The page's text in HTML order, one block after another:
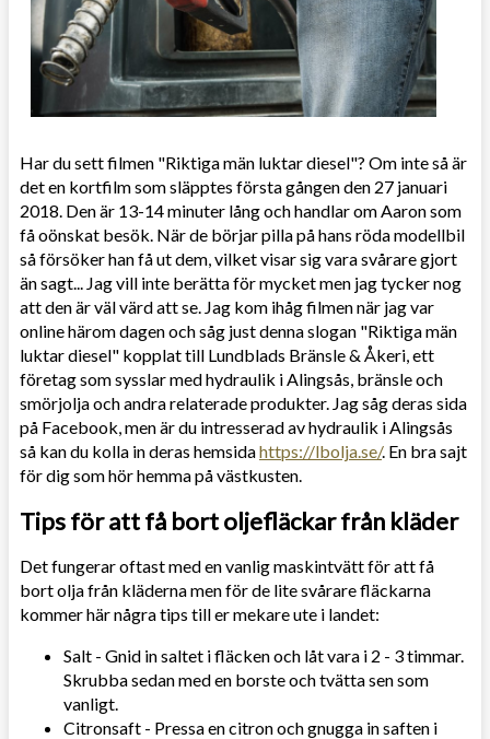
Har du sett filmen "Riktiga män luktar diesel"? Om inte så är
det en kortfilm som släpptes första gången den 27 januari
2018. Den är 13-14 minuter lång och handlar om Aaron som
få oönskat besök. När de börjar pilla på hans röda modellbil
så försöker han få ut dem, vilket visar sig vara svårare gjort
än sagt... Jag vill inte berätta för mycket men jag tycker nog
att den är väl värd att se. Jag kom ihåg filmen när jag var
online härom dagen och såg just denna slogan "Riktiga män
luktar diesel" kopplat till Lundblads Bränsle & Åkeri, ett
företag som sysslar med hydraulik i Alingsås, bränsle och
smörjolja och andra relaterade produkter. Jag såg deras sida
på Facebook, men är du intresserad av hydraulik i Alingsås
så kan du kolla in deras hemsidahttps://lbolja.se/. En bra sajt
för dig som hör hemma på västkusten.
Tips för att få bort oljefläckar från kläder
Det fungerar oftast med en vanlig maskintvätt för att få
bort olja från kläderna men för de lite svårare fläckarna
kommer här några tips till er mekare ute i landet:
Salt - Gnid in saltet i fläcken och låt vara i 2 - 3 timmar.
Skrubba sedan med en borste och tvätta sen som
vanligt.
Citronsaft - Pressa en citron och gnugga in saften i